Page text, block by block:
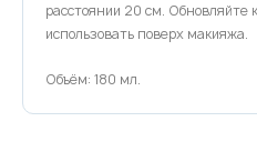
расстоянии 20 см.
использовать поверх макияжа.
Объём: 180 мл.